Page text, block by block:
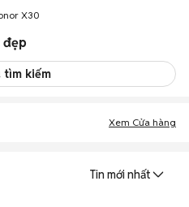
X30
đẹp
tìm kiếm
Xem Cửa hàng
Tin mới nhất